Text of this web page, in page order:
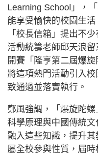
Learning School」，
能享受愉快的校園生
「校長信箱」提出不
活動統籌老師邱天浪
開賽「隆亨第二屆爆
將這項熱門活動引入
致通過並落實執行。
鄭風強調，「爆旋陀
科學原理與中國傳統
融入這些知識，提升
屬全校參與性質，屆